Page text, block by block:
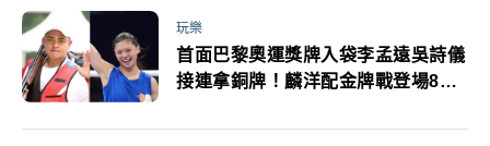
玩樂
首面巴黎奧運獎牌入袋李孟遠吳詩儀
接連拿銅牌！麟洋配金牌戰登場8月4